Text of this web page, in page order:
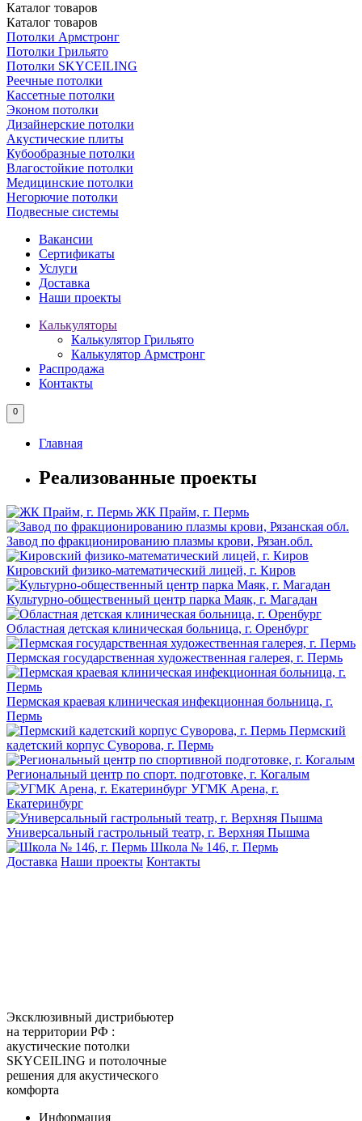
Каталог товаров
Каталог товаров
Потолки Армстронг
Потолки Грильято
Потолки SKYCEILING
Реечные потолки
Кассетные потолки
Эконом потолки
Дизайнерские потолки
Акустические плиты
Кубообразные потолки
Влагостойкие потолки
Медицинские потолки
Негорючие потолки
Подвесные системы
Вакансии
Сертификаты
Услуги
Доставка
Наши проекты
Калькуляторы
Калькулятор Грильято
Калькулятор Армстронг
Распродажа
Контакты
0
Главная
Реализованные проекты
ЖК Прайм, г. Пермь
Завод по фракционированию плазмы крови, Рязан.обл.
Кировский физико-математический лицей, г. Киров
Культурно-общественный центр парка Маяк, г. Магадан
Областная детская клиническая больница, г. Оренбург
Пермская государственная художественная галерея, г. Пермь
Пермская краевая клиническая инфекционная больница, г.
Пермь
Пермский
кадетский корпус Суворова, г. Пермь
Региональный центр по спорт. подготовке, г. Когалым
УГМК Арена, г.
Екатеринбург
Универсальный гастрольный театр, г. Верхняя Пышма
Школа № 146, г. Пермь
Доставка Наши проекты Контакты
Эксклюзивный дистрибьютер
на территории РФ :
акустические потолки
SKYCEILING и потолочные
решения для акустического
комфорта
Информация